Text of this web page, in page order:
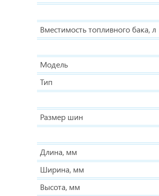
Вместимость топливного бака, л
Модель
Тип
Размер шин
Длина, мм
Ширина, мм
Высота, мм